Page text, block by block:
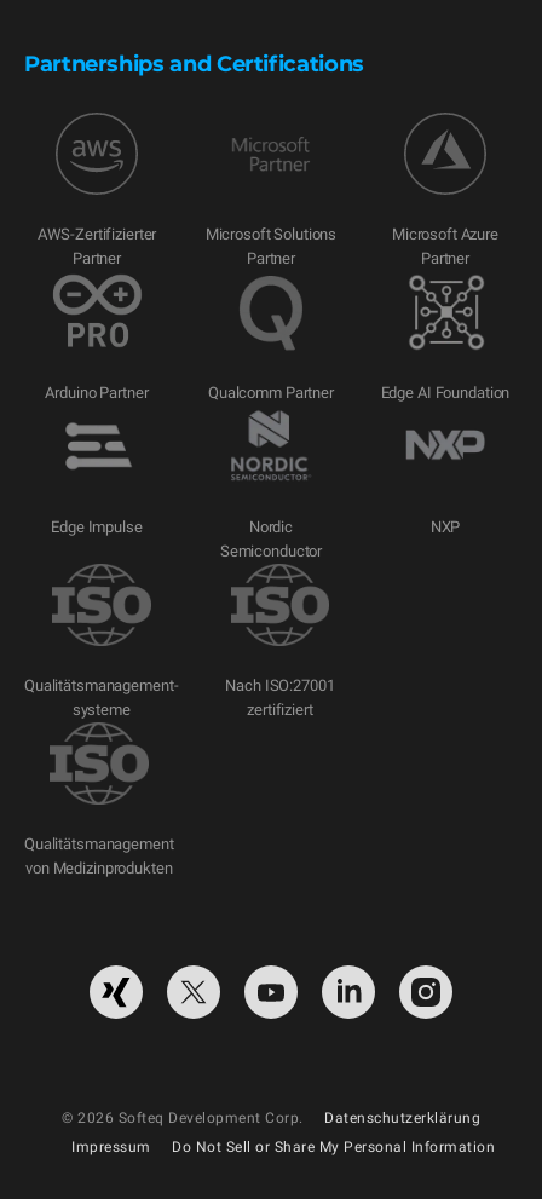
Partnerships and Certifications
AWS-Zertifizierter
Partner
Microsoft Solutions
Partner
Microsoft Azure
Partner
Arduino Partner Qualcomm Partner Edge AI Foundation
Edge Impulse
Nordic
Semiconductor
NXP
Qualitätsmanagement-
systeme
Nach ISO:27001
zertifiziert
Qualitätsmanagement
von Medizinprodukten
© 2026 Softeq Development Corp.
Datenschutzerklärung
Impressum
Do Not Sell or Share My Personal Information